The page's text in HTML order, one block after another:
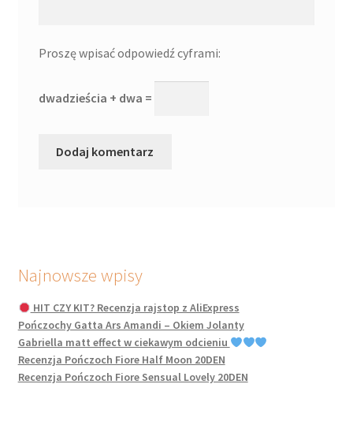
Proszę wpisać odpowiedź cyframi:
dwadzieścia + dwa =
Najnowsze wpisy
HIT CZY KIT? Recenzja rajstop z AliExpress
Pończochy Gatta Ars Amandi – Okiem Jolanty
Gabriella matt effect w ciekawym odcieniu
Recenzja Pończoch Fiore Half Moon 20DEN
Recenzja Pończoch Fiore Sensual Lovely 20DEN